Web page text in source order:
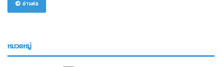
อ่านต่อ
หมวดหมู่